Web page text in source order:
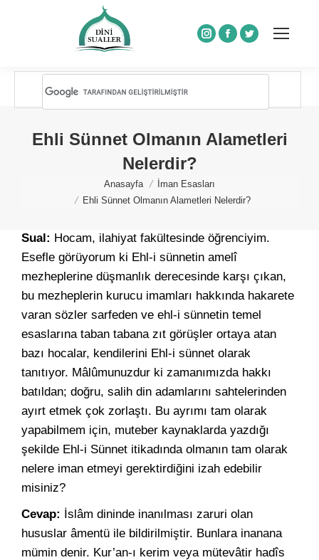
Instagram
Facebook
Twitter
Ehli Sünnet Olmanın Alametleri
Nelerdir?
Anasayfa
İman Esasları
Ehli Sünnet Olmanın Alametleri Nelerdir?
Sual: Hocam, ilahiyat fakültesinde öğrenciyim.
Esefle görüyorum ki Ehl-i sünnetin amelî
mezheplerine düşmanlık derecesinde karşı çıkan,
bu mezheplerin kurucu imamları hakkında hakarete
varan sözler sarfeden ve ehl-i sünnetin temel
esaslarına taban tabana zıt görüşler ortaya atan
bazı hocalar, kendilerini Ehl-i sünnet olarak
tanıtıyor. Mâlûmunuzdur ki zamanımızda hakkı
batıldan; doğru, salih din adamlarını sahtelerinden
ayırt etmek çok zorlaştı. Bu ayrımı tam olarak
yapabilmem için, muteber kaynaklarda yazdığı
şekilde Ehl-i Sünnet itikadında olmanın tam olarak
nelere iman etmeyi gerektirdiğini izah edebilir
misiniz?
Cevap: İslâm dininde inanılması zaruri olan
hususlar âmentü ile bildirilmiştir. Bunlara inanana
mümin denir. Kur’an-ı kerim veya mütevâtir hadîs